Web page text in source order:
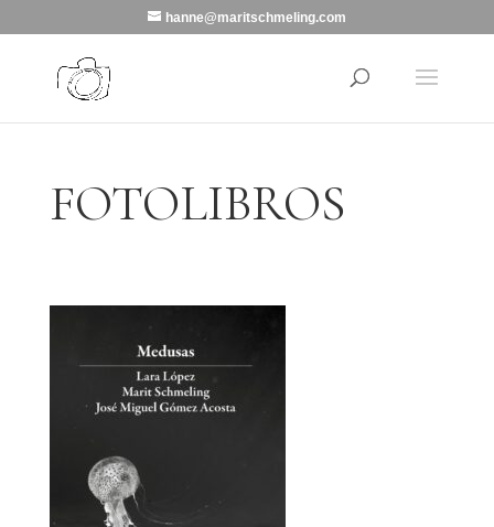
hanne@maritschmeling.com
FOTOLIBROS